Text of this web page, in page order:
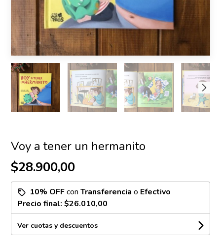
Voy a tener un hermanito
$28.900,00
10% OFFconTransferencia o Efectivo
Precio final:$26.010,00
Ver cuotas y descuentos